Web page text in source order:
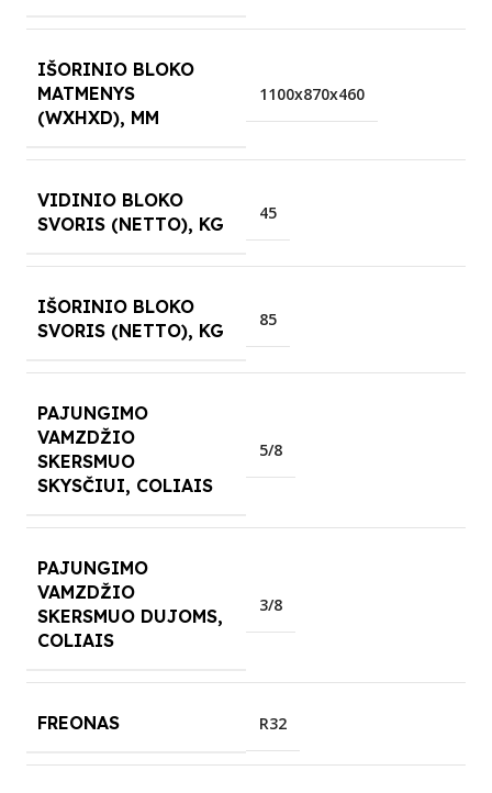
IŠORINIO BLOKO
MATMENYS
(WXHXD), MM
1100x870x460
VIDINIO BLOKO
SVORIS (NETTO), KG
45
IŠORINIO BLOKO
SVORIS (NETTO), KG
85
PAJUNGIMO
VAMZDŽIO
SKERSMUO
SKYSČIUI, COLIAIS
5/8
PAJUNGIMO
VAMZDŽIO
SKERSMUO DUJOMS,
COLIAIS
3/8
FREONAS R32